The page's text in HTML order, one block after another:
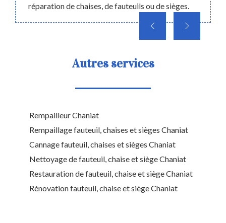
réparation de chaises, de fauteuils ou de sièges.
Autres services
Rempailleur Chaniat
Rempaillage fauteuil, chaises et sièges Chaniat
Cannage fauteuil, chaises et sièges Chaniat
Nettoyage de fauteuil, chaise et siège Chaniat
Restauration de fauteuil, chaise et siège Chaniat
Rénovation fauteuil, chaise et siège Chaniat